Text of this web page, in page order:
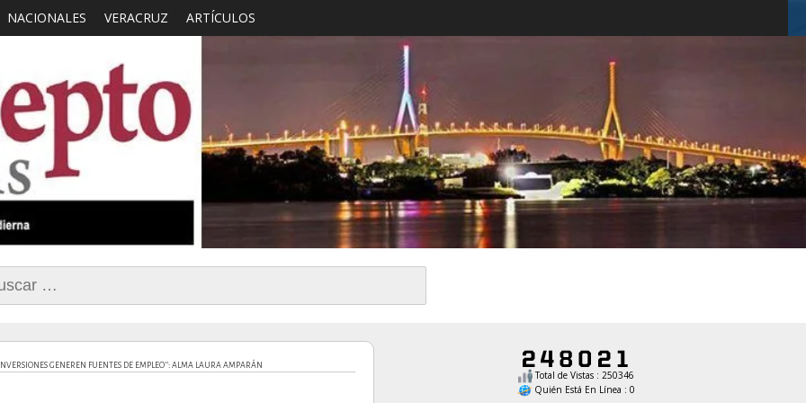
con Sentido Comun
NACIONALES VERACRUZ ARTÍCULOS
GENEREN FUENTES DE EMPLEO’’: ALMA LAURA AMPARÁN
Total de Vistas : 250346
Quién Está En Línea : 0